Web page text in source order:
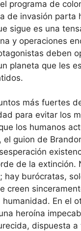
programa de
de invasión parta
sigue es una
y operaciones
deben
planeta que les
más fuertes
para evitar los
los humanos
el guion de
de la extinción.
hay burócratas,
creen
humanidad. En el
heroína
dispuesta a